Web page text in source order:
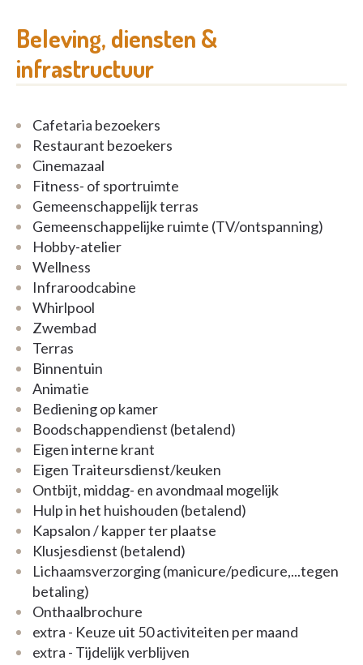
Ruimtes afgestemd op maximaal comfort
Bewoners hebben gratis toegang tot de faciliteiten
Ruimte voor gezelligheid: onthaal, restaurant, bar,
multimediasalon
Ruimte voor welzijn: zwembad, fitnesszaal,
infraroodcabine
Ruimte voor verzorging: kapsalon, massagesalon,
beautysalon, ruimte voor kinesitherapie of
revalidatie
Ruimte voor creativiteit: kunstatelier
Een optimale ligging
De serviceresidentie Vaart der Brouwers is ideaal in
het hartje Leuven gelegen, in een levendige wijk aan
de Vaartkom, op wandelafstand van het historische
stadscentrum. Mooie wandelingen en veilige
wandel- en fietspaden langs de Vaartkom, in de
parken en pleinen langs de Dijle leiden naar het
station en het stadscentrum.
Interesse? Neem vandaag nog vrijblijvend contact
op voor meer informatie over onze nieuwe
serviceresidentie Vaart der Brouwers!
Beleving, diensten &
infrastructuur
Cafetaria bezoekers
Restaurant bezoekers
Cinemazaal
Fitness- of sportruimte
Gemeenschappelijk terras
Gemeenschappelijke ruimte (TV/ontspanning)
Hobby-atelier
Wellness
Infraroodcabine
Whirlpool
Zwembad
Terras
Binnentuin
Animatie
Bediening op kamer
Boodschappendienst (betalend)
Eigen interne krant
Eigen Traiteursdienst/keuken
Ontbijt, middag- en avondmaal mogelijk
Hulp in het huishouden (betalend)
Kapsalon / kapper ter plaatse
Klusjesdienst (betalend)
Lichaamsverzorging (manicure/pedicure,...tegen
betaling)
Onthaalbrochure
extra - Keuze uit 50 activiteiten per maand
extra - Tijdelijk verblijven